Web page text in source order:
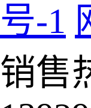
号-1
销售